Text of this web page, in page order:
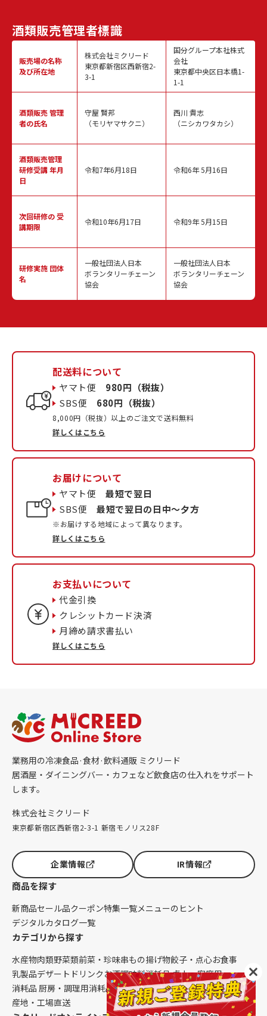
酒類販売管理者標識
販売場の名称
及び所在地
酒類販売管理
者の氏名
酒類販売管理
研修受講 年月
日
次回研修の受
講期限
研修実施 団体
名
株式会社ミクリード
東京都新宿区西新宿2-
3-1
守屋 賢邦
（モリヤマサクニ）
令和7年6月18日
令和10年6月17日
一般社団法人日本
ボランタリーチェーン
協会
国分グループ本社株式
会社
東京都中央区日本橋1-
1-1
西川 貴志
（ニシカワタカシ）
令和6年 5月16日
令和9年 5月15日
一般社団法人日本
ボランタリーチェーン
協会
配送料について
ヤマト便 980円（税抜）
SBS便 680円（税抜）
8,000円（税抜）以上のご注文で送料無料
詳しくはこちら
お届けについて
ヤマト便最短で翌日
SBS便最短で翌日の日中〜夕方
※お届けする地域によって異なります。
詳しくはこちら
お支払いについて
代金引換
クレシットカード決済
月締め請求書払い
詳しくはこちら
業務用の冷凍食品·食材·飲料通販 ミクリード
居酒屋・ダイニングバー・カフェなど飲食店の仕入れをサポート
します。
株式会社ミクリード
東京都新宿区西新宿2-3-1 新宿モノリス28F
企業情報 IR情報
商品を探す
新商品セール品クーポン特集一覧メニューのヒント
デジタルカタログ一覧
カテゴリから探す
水産物肉類野菜類前菜・珍味串もの揚げ物餃子・点心お食事
乳製品デザート ドリンク お酒調味料消耗品 卓上・客席用
消耗品 厨房・調理用消耗品 クレンリネス生鮮品（配送便限定）
産地・工場直送